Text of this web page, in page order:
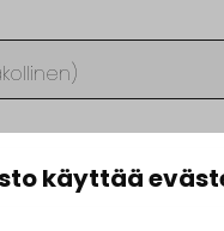
käyttää